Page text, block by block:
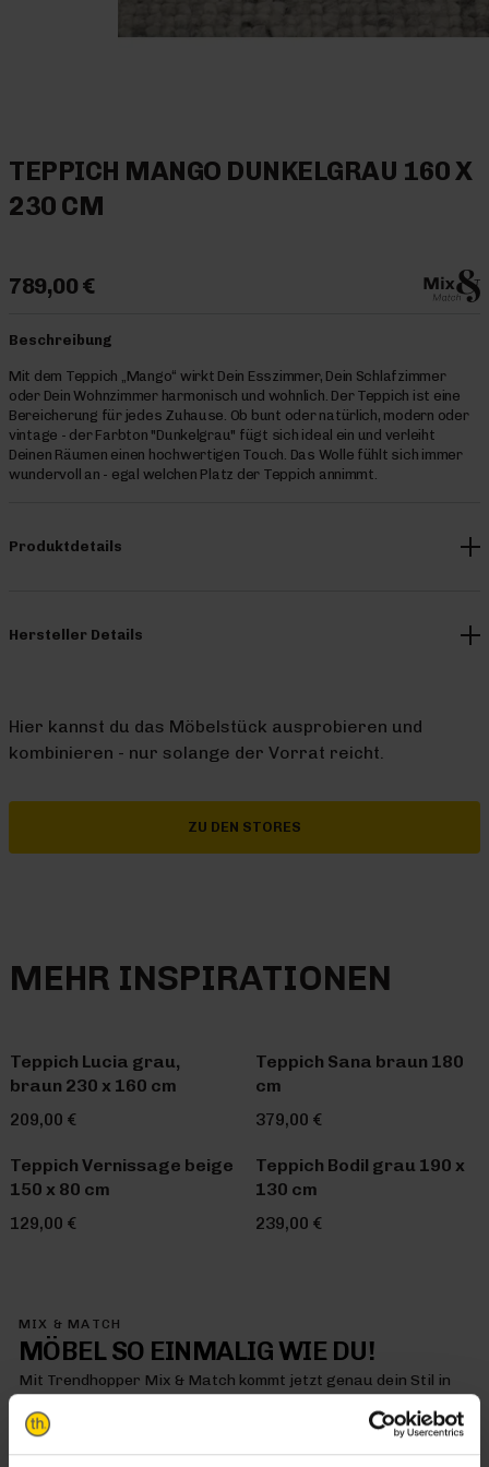
TEPPICH MANGO DUNKELGRAU 160 X
230 CM
789,00 €
Beschreibung
Mit dem Teppich „Mango“ wirkt Dein Esszimmer, Dein Schlafzimmer
oder Dein Wohnzimmer harmonisch und wohnlich. Der Teppich ist eine
Bereicherung für jedes Zuhause. Ob bunt oder natürlich, modern oder
vintage - der Farbton "Dunkelgrau" fügt sich ideal ein und verleiht
Deinen Räumen einen hochwertigen Touch. Das Wolle fühlt sich immer
wundervoll an - egal welchen Platz der Teppich annimmt.
Produktdetails
Hersteller Details
Hier kannst du das Möbelstück ausprobieren und
kombinieren - nur solange der Vorrat reicht.
ZU DEN STORES
MEHR INSPIRATIONEN
Teppich Lucia grau,
braun 230 x 160 cm
209,00 €
Teppich Sana braun 180
cm
379,00 €
Teppich Vernissage beige
150 x 80 cm
129,00 €
Teppich Bodil grau 190 x
130 cm
239,00 €
MIX & MATCH
MÖBEL SO EINMALIG WIE DU!
Mit Trendhopper Mix & Match kommt jetzt genau dein Stil in
es dir gefällt